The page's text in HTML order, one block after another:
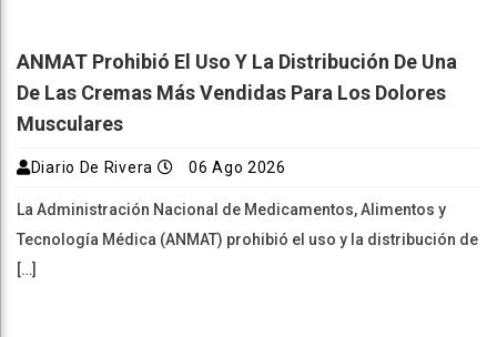
ANMAT Prohibió El Uso Y La Distribución De Una
De Las Cremas Más Vendidas Para Los Dolores
Musculares
Diario De Rivera 06 Ago 2026
La Administración Nacional de Medicamentos, Alimentos y
Tecnología Médica (ANMAT) prohibió el uso y la distribución de
[…]